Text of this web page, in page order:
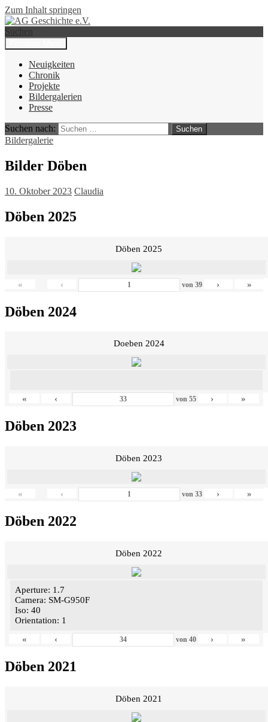
Zum Inhalt springen
AG Geschichte e.V.
Suchen
Neuigkeiten
Chronik
Projekte
Bildergalerien
Presse
Suchen nach:
Bildergalerie
Bilder Döben
10. Oktober 2023 Claudia
Döben 2025
Döben 2025
« ‹ von 39 › »
Döben 2024
Doeben 2024
« ‹ von 55 › »
Döben 2023
Döben 2023
« ‹ von 33 › »
Döben 2022
Döben 2022
Aperture: 1.7
Camera: SM-G950F
Iso: 40
Orientation: 1
«
‹ von 40 › »
Döben 2021
Döben 2021